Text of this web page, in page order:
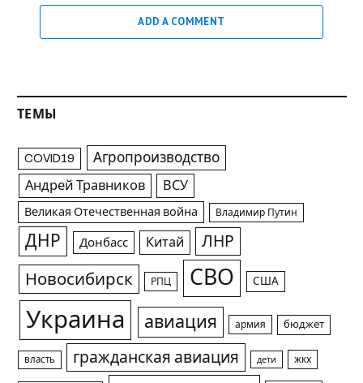
ADD A COMMENT
ТЕМЫ
COVID19 Агропроизводство
Андрей Травников ВСУ
Великая Отечественная война Владимир Путин
ДНР Донбасс Китай ЛНР
Новосибирск РПЦ СВО США
Украина авиация армия бюджет
власть гражданская авиация дети жкх